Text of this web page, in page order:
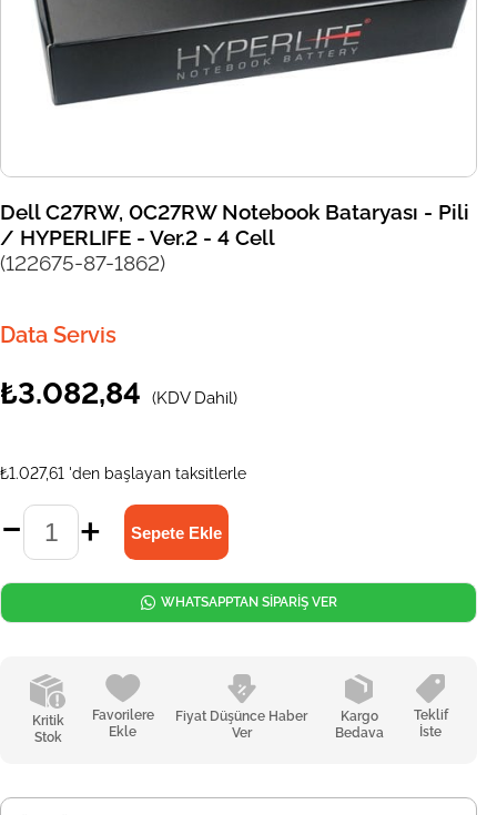
Dell C27RW, 0C27RW Notebook Bataryası - Pili
/ HYPERLIFE - Ver.2 - 4 Cell
(122675-87-1862)
Data Servis
₺3.082,84 (KDV Dahil)
₺1.027,61 'den başlayan taksitlerle
Kritik
Stok
Favorilere
Ekle
Fiyat Düşünce Haber
Ver
Kargo
Bedava
Teklif
İste
WHATSAPPTAN SİPARİŞ VER